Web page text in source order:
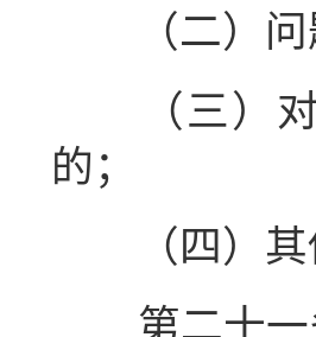
（二）问
（三）对
的；
（四）其
第二十一